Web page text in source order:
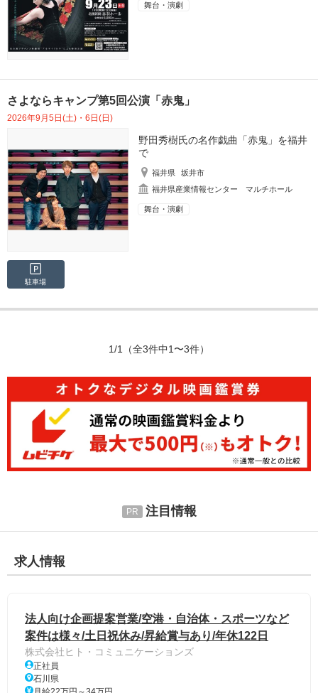
舞台・演劇
さよならキャンプ第5回公演「赤鬼」
2026年9月5日(土)・6日(日)
野田秀樹氏の名作戯曲「赤鬼」を福井
で
福井県
坂井市
福井県産業情報センター マルチホール
舞台・演劇
駐車場
1/1 （全3件中1〜3件）
注目情報
求人情報
法人向け企画提案営業/空港・自治体・スポーツなど
案件は様々/土日祝休み/昇給賞与あり/年休122日
株式会社ヒト・コミュニケーションズ
正社員
石川県